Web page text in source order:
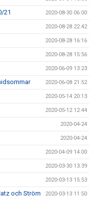
21 2020-08-30 06:00
2020-08-28 22:42
2020-08-28 16:16
2020-08-28 15:56
2020-06-09 13:23
2020-06-08 21:52
2020-05-14 20:13
2020-05-12 12:44
2020-04-24
2020-04-24
2020-04-09 14:00
2020-03-30 13:39
2020-03-13 15:53
och Ström 2020-03-13 11:50